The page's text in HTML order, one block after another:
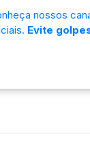
nossos
Evite